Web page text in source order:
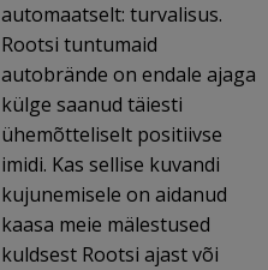
automaatselt: turvalisus.
Rootsi tuntumaid
autobrände on endale ajaga
külge saanud täiesti
ühemõtteliselt positiivse
imidi. Kas sellise kuvandi
kujunemisele on aidanud
kaasa meie mälestused
kuldsest Rootsi ajast või